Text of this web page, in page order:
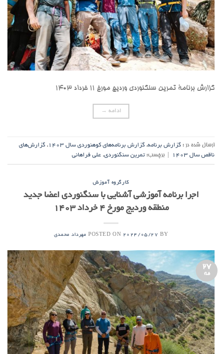
گزارش برنامۀ تمرین سنگنوردی وردیج مورخ ۱۱ خرداد ۱۴۰۳
ادامه →
ارسال شده در : گزارش برنامه, گزارش برنامه‌های کوهنوردی سال ۱۴۰۳ , گزارش‌های
ناقص سال ۱۴۰۳
برچسب:تمرین سنگنوردی, علی فراهانی
کارگروه آموزش
اجرا برنامه آموزشی آشنایی با سنگنوردی اعضا جدید
منطقه وردیج مورخ ۴ خرداد ۱۴۰۳
POSTED ON 2024/05/27 BY مهرداد محمدی
27
مه